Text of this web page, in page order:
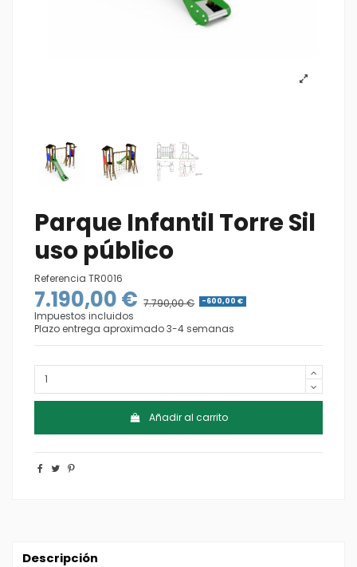
Parque Infantil Torre Sil
uso público
Referencia TR0016
7.190,00 € 7.790,00 € -600,00 €
Impuestos incluidos
Plazo entrega aproximado 3-4 semanas
Añadir al carrito
Descripción